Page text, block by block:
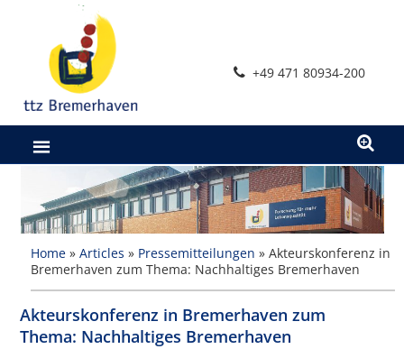
springen
+49 471 80934-200
Home »Articles » Pressemitteilungen »Akteurskonferenz in
Bremerhaven zum Thema: Nachhaltiges Bremerhaven
Akteurskonferenz in Bremerhaven zum
Thema: Nachhaltiges Bremerhaven